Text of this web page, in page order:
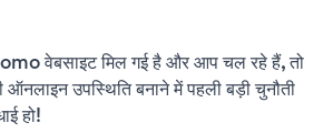
वेबसाइट मिल गई है और आप चल रहे हैं, तो
उपस्थिति बनाने में पहली बड़ी चुनौती
हो!